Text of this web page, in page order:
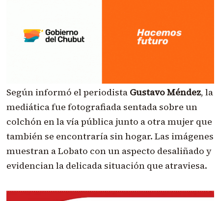
Según informó el periodista Gustavo Méndez, la
mediática fue fotografiada sentada sobre un
colchón en la vía pública junto a otra mujer que
también se encontraría sin hogar. Las imágenes
muestran a Lobato con un aspecto desaliñado y
evidencian la delicada situación que atraviesa.